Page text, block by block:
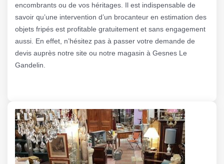
encombrants ou de vos héritages. Il est indispensable de
savoir qu’une intervention d’un brocanteur en estimation des
objets fripés est profitable gratuitement et sans engagement
aussi. En effet, n’hésitez pas à passer votre demande de
devis auprès notre site ou notre magasin à Gesnes Le
Gandelin.